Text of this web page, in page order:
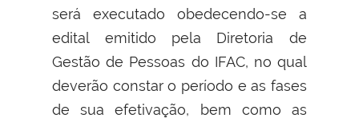
será executado obedecendo-se a
edital emitido pela Diretoria de
Gestão de Pessoas do IFAC, no qual
deverão constar o período e as fases
de sua efetivação, bem como as